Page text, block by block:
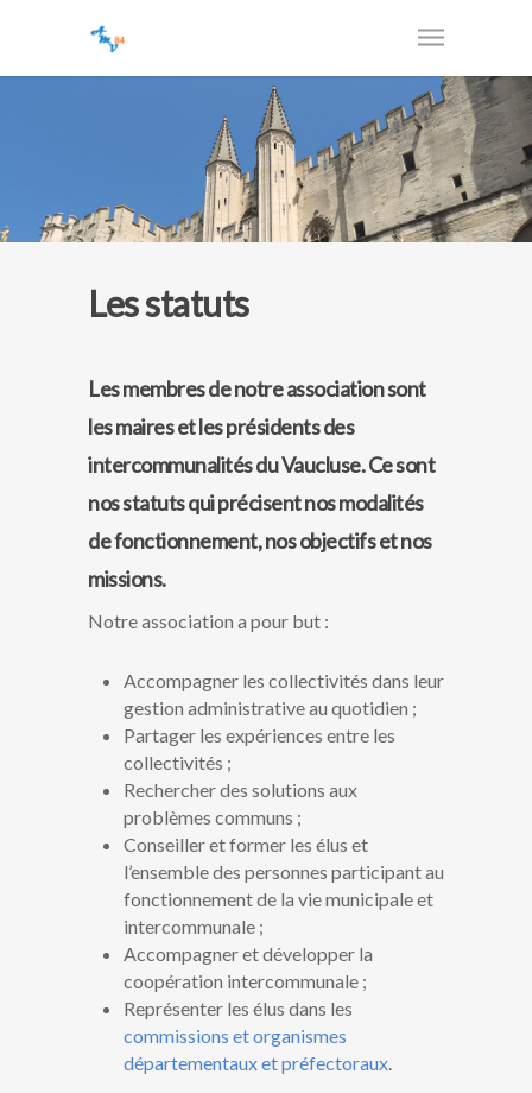
Les statuts
Les membres de notre association sont
les maires et les présidents des
intercommunalités du Vaucluse. Ce sont
nos statuts qui précisent nos modalités
de fonctionnement, nos objectifs et nos
missions.
Notre association a pour but :
Accompagner les collectivités dans leur
gestion administrative au quotidien ;
Partager les expériences entre les
collectivités ;
Rechercher des solutions aux
problèmes communs ;
Conseiller et former les élus et
l’ensemble des personnes participant au
fonctionnement de la vie municipale et
intercommunale ;
Accompagner et développer la
coopération intercommunale ;
Représenter les élus dans les
commissions et organismes
départementaux et préfectoraux.